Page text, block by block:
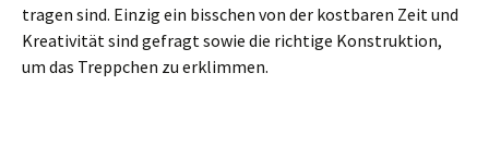
tragen sind. Einzig ein bisschen von der kostbaren Zeit und
Kreativität sind gefragt sowie die richtige Konstruktion,
um das Treppchen zu erklimmen.